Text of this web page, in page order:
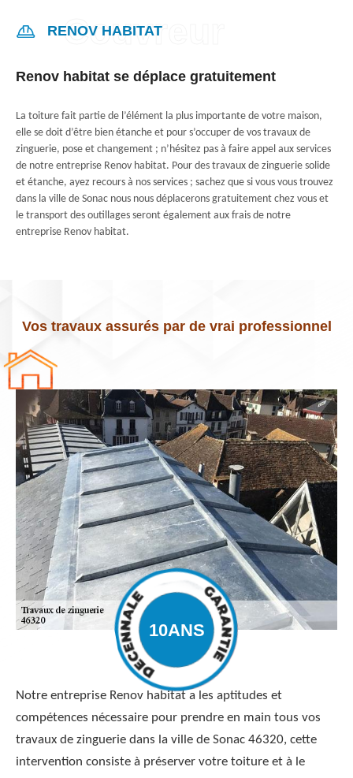
RENOV HABITAT
Renov habitat se déplace gratuitement
La toiture fait partie de l’élément la plus importante de votre maison,
elle se doit d’être bien étanche et pour s’occuper de vos travaux de
zinguerie, pose et changement ; n’hésitez pas à faire appel aux services
de notre entreprise Renov habitat. Pour des travaux de zinguerie solide
et étanche, ayez recours à nos services ; sachez que si vous vous trouvez
dans la ville de Sonac nous nous déplacerons gratuitement chez vous et
le transport des outillages seront également aux frais de notre
entreprise Renov habitat.
Vos travaux assurés par de vrai professionnel
Notre entreprise Renov habitat a les aptitudes et
compétences nécessaire pour prendre en main tous vos
travaux de zinguerie dans la ville de Sonac 46320, cette
intervention consiste à préserver votre toiture et à le